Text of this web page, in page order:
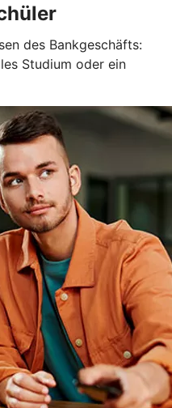
des Bankgeschäfts:
Studium oder ein